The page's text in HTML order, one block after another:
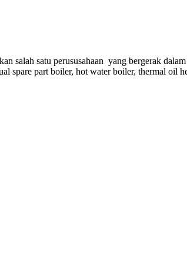
salah satu perususahaan yang bergerak
spare part boiler, hot water boiler, thermal oil